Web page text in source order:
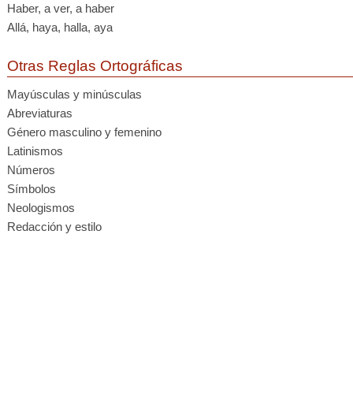
Haber, a ver, a haber
Allá, haya, halla, aya
Otras Reglas Ortográficas
Mayúsculas y minúsculas
Abreviaturas
Género masculino y femenino
Latinismos
Números
Símbolos
Neologismos
Redacción y estilo